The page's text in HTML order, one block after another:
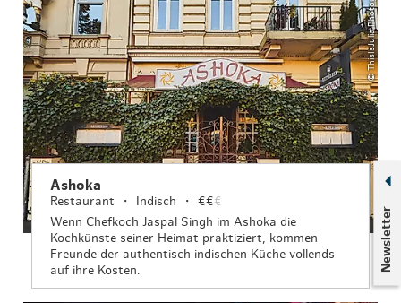
Newsletter
© ThisIsJulia Photography
Ashoka
Restaurant Indisch €€€
Wenn Chefkoch Jaspal Singh im Ashoka die
Kochkünste seiner Heimat praktiziert, kommen
Freunde der authentisch indischen Küche vollends
auf ihre Kosten.